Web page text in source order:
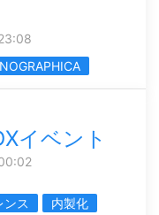
イベント
ンス
内製化